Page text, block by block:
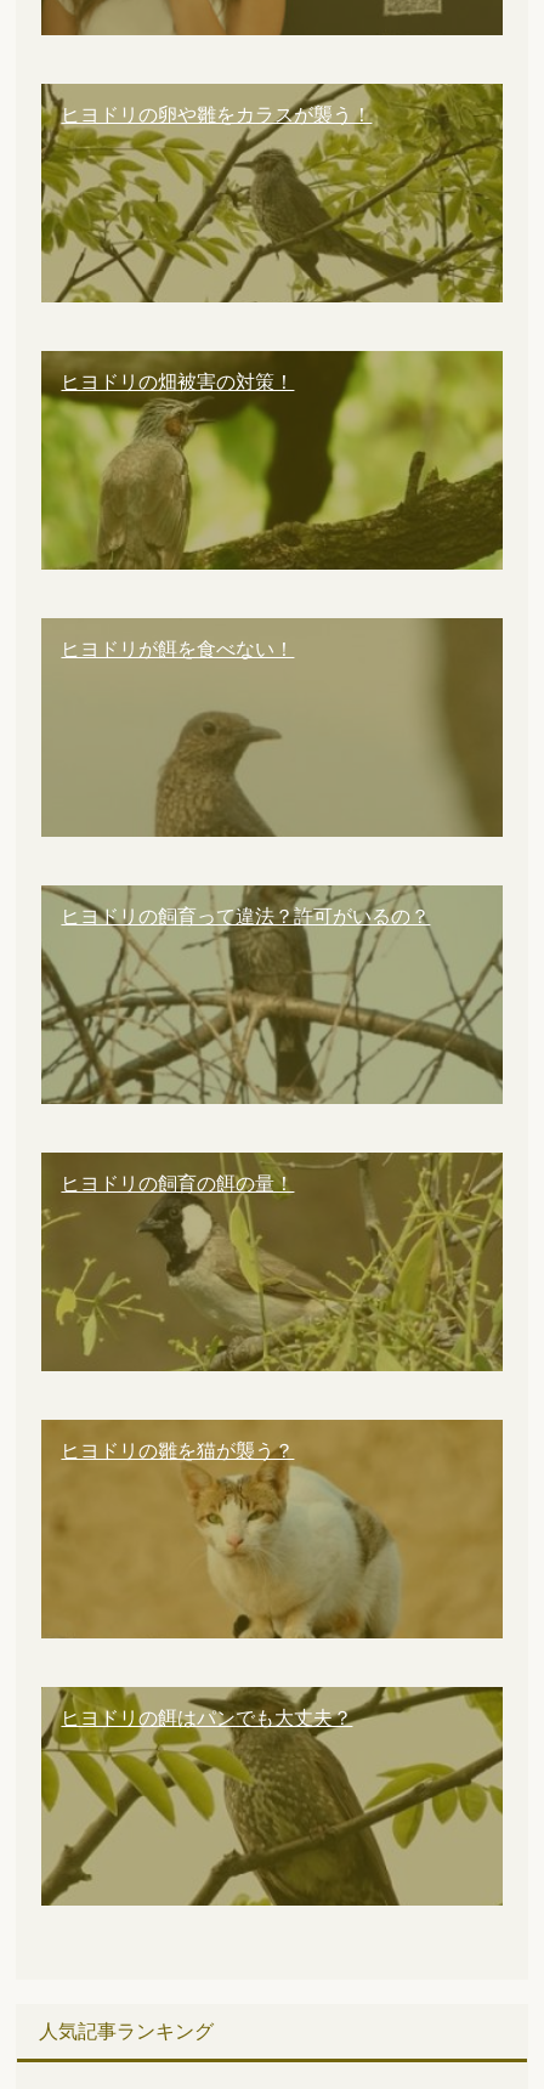
ヒヨドリの卵や雛をカラスが襲う！
ヒヨドリの畑被害の対策！
ヒヨドリが餌を食べない！
ヒヨドリの飼育って違法？許可がいるの？
ヒヨドリの飼育の餌の量！
ヒヨドリの雛を猫が襲う？
ヒヨドリの餌はパンでも大丈夫？
人気記事ランキング